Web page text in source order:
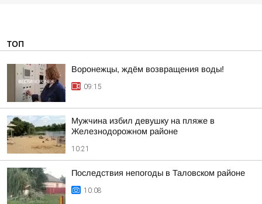
ТОП
Воронежцы, ждём возвращения воды!
09:15
Мужчина избил девушку на пляже в
Железнодорожном районе
10:21
Последствия непогоды в Таловском районе
10:08